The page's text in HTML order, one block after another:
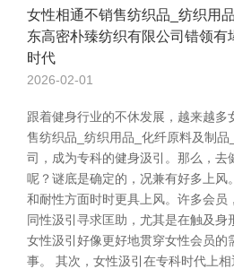
女性相通不销售纺织品_纺织用
东高密朴臻纺织有限公司错领有
时代
2026-02-01
跟着健身行业的不休发展，越来越多
售纺织品_纺织用品_化纤原料及制
司，成为专科的健身汲引。那么，去
呢？谜底是确定的，况兼有好多上风
和耐性方面时时更具上风。许多会员
同性汲引寻求匡助，尤其是在触及身
女性汲引好像更好地贯穿女性会员的
事。 其次，女性汲引在专科时代上